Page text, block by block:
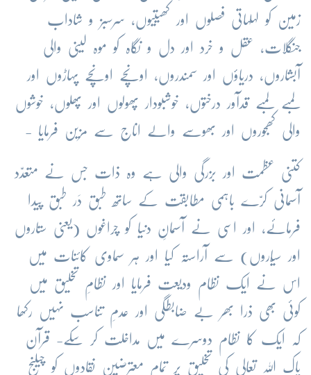
زمین کو لہلہاتی فصلوں اور کھیتیوں، سرسبز و شاداب
جنگلات، عقل و خرد اور دل و نگاہ کو موہ لینی والی
آبشاروں، دریاؤں اور سمندروں، اونچے اونچے پہاڑوں اور
لمبے لمبے قدآور درختوں، خوشبودار پھولوں اور پھلوں، خوشوں
والی کھجوروں اور بھوسے والے اناج سے مزین فرمایا -
کتنی عظمت اور بزرگی والی ہے وہ ذات جس نے متعدّد
آسمانی کرّے باہمی مطابقت کے ساتھ طبق دَر طبق پیدا
فرمائے، اور اسی نے آسمانِ دنیا کو چراغوں (یعنی ستاروں
اور سیّاروں) سے آراستہ کیا اور ہر سماوی کائنات میں
اس نے ایک نظام ودیعت فرمایا اور نظامِ تخلیق میں
کوئی بھی ذرا بھر بے ضابطگی اور عدمِ تناسب نہیں رکھا
کہ ایک کا نظام دوسرے میں مداخلت کر سکے- قرآن
پاک اللہ تعالی کی تخلیق پر تمام معترضین نقادوں کو چیلنج